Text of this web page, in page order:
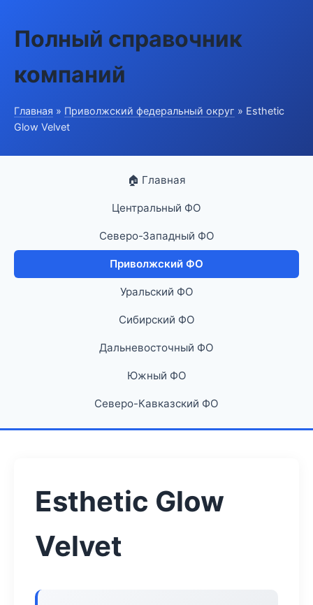
Полный справочник
компаний
Главная » Приволжский федеральный округ » Esthetic
Glow Velvet
🏠 Главная
Центральный ФО
Северо-Западный ФО
Приволжский ФО
Уральский ФО
Сибирский ФО
Дальневосточный ФО
Южный ФО
Северо-Кавказский ФО
Esthetic Glow
Velvet